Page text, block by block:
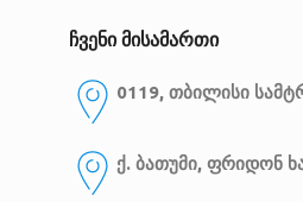
ჩვენი მისამართი
0119, თბილისი
ქ. ბათუმი, ფრიდონ